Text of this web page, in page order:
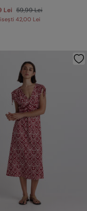
Lei 59,99 Lei
42,00 Lei